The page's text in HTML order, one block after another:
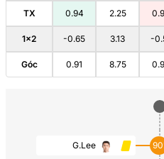
TX 0.94 2.25
1×2 -0.65 3.13 -
Góc 0.91 8.75
G.Lee